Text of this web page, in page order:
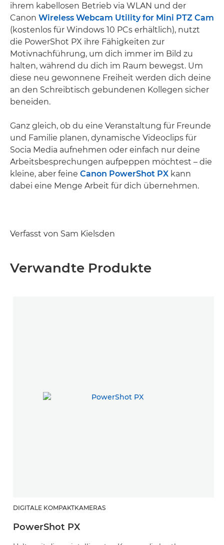
ihrem kabellosen Betrieb via WLAN und der
Canon Wireless Webcam Utility for Mini PTZ Cam
(kostenlos für Windows 10 PCs erhältlich), nutzt
die PowerShot PX ihre Fähigkeiten zur
Motivnachführung, um dich immer im Bild zu
halten, während du dich im Raum bewegst. Um
diese neu gewonnene Freiheit werden dich deine
an den Schreibtisch gebundenen Kollegen sicher
beneiden.
Ganz gleich, ob du eine Veranstaltung für Freunde
und Familie planen, dynamische Videoclips für
Socia Media aufnehmen oder einfach nur deine
Arbeitsbesprechungen aufpeppen möchtest – die
kleine, aber feine Canon PowerShot PX kann
dabei eine Menge Arbeit für dich übernehmen.
Verfasst von Sam Kielsden
Verwandte Produkte
DIGITALE KOMPAKTKAMERAS
PowerShot PX